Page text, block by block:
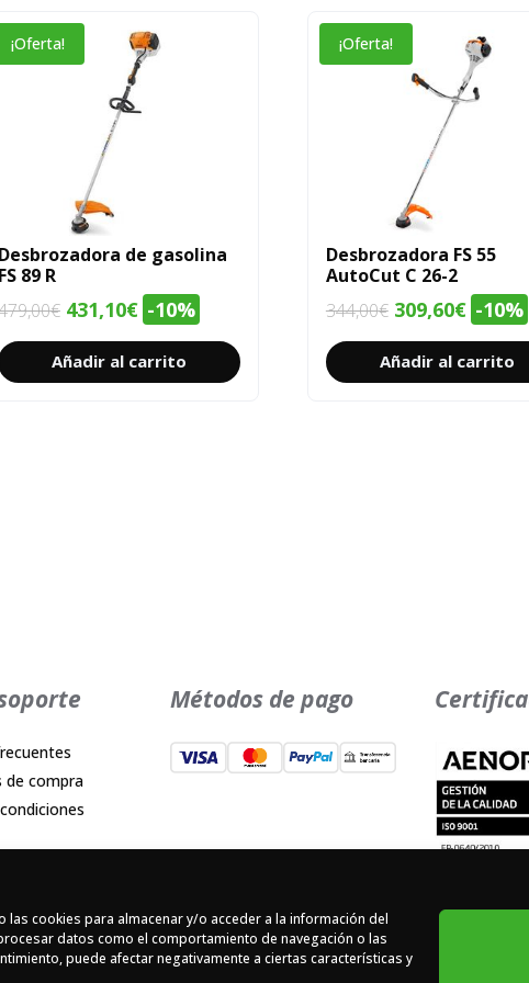
cookies para almacenar y/o acceder a la información del
datos como el comportamiento de navegación o las
puede afectar negativamente a ciertas características y
¡Oferta!
Desbrozadora de gasolina
FS 89 R
€ El
precio
original
431,10€El
precio
actual
-10%
Añadir al carrito
¡Oferta!
Desbrozadora FS 55
AutoCut C 26-2
344,00€ El
precio
original
309,60€El
precio
actual
-10%
Añadir al carrito
de compra
Métodos de pago